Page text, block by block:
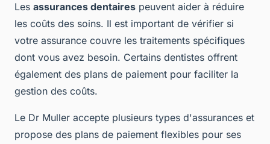
Les assurances dentaires peuvent aider à réduire
les coûts des soins. Il est important de vérifier si
votre assurance couvre les traitements spécifiques
dont vous avez besoin. Certains dentistes offrent
également des plans de paiement pour faciliter la
gestion des coûts.
Le Dr Muller accepte plusieurs types d'assurances et
propose des plans de paiement flexibles pour ses